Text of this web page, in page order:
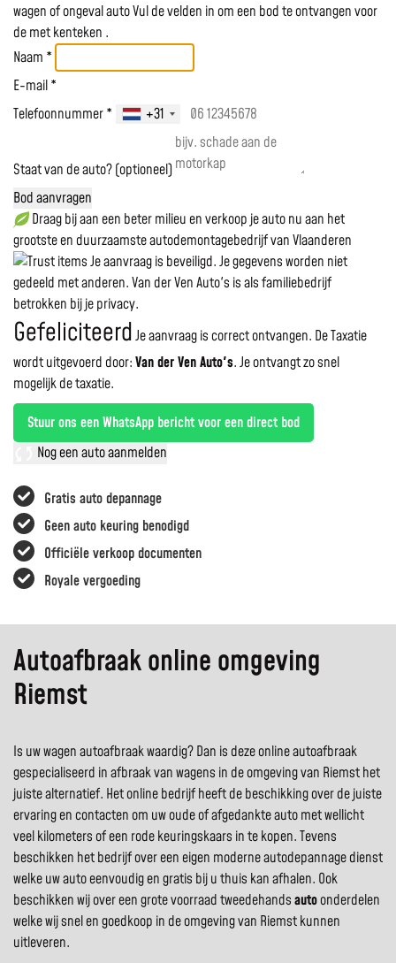
Gratis auto depannage
Geen auto keuring benodigd
Officiële verkoop documenten
Royale vergoeding
wagen of ongeval autoVul de velden in om een bod te ontvangen voor
demet kenteken .
Naam *
E-mail *
Telefoonnummer *
+31
Staat van de auto? (optioneel)
Bod aanvragen
Draag bij aan een beter milieu en verkoop je auto nu aan het
grootste en duurzaamste autodemontagebedrijf van Vlaanderen
Je aanvraag is beveiligd. Je gegevens worden niet
gedeeld met anderen. Van der Ven Auto's is als familiebedrijf
betrokken bij je privacy.
GefeliciteerdJe aanvraag is correct ontvangen. De Taxatie
wordt uitgevoerd door:Van der Ven Auto's.Je ontvangt zo snel
mogelijk de taxatie.
Stuur ons een WhatsApp bericht voor een direct bod
Nog een auto aanmelden
Autoafbraak online omgeving
Riemst
Is uw wagen autoafbraak waardig? Dan is deze online autoafbraak
gespecialiseerd in afbraak van wagens in de omgeving van Riemst het
juiste alternatief. Het online bedrijf heeft de beschikking over de juiste
ervaring en contacten om uw oude of afgedankte auto met wellicht
veel kilometers of een rode keuringskaars in te kopen. Tevens
beschikken het bedrijf over een eigen moderne autodepannage dienst
welke uw auto eenvoudig en gratis bij u thuis kan afhalen. Ook
beschikken wij over een grote voorraad tweedehandsautoonderdelen
welke wij snel en goedkoop in de omgeving van Riemst kunnen
uitleveren.